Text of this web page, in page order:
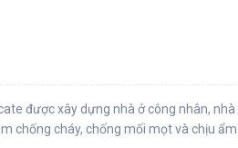
được xây dựng nhà ở công nhân,
chống cháy, chống mối mọt và chịu ẩm